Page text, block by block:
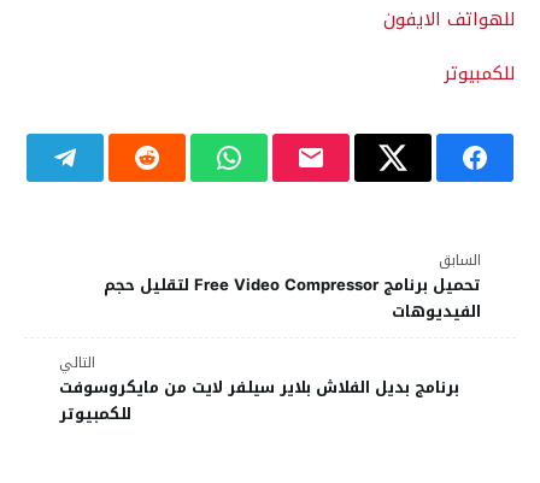
للهواتف الايفون
للكمبيوتر
السابق
تحميل برنامج Free Video Compressor لتقليل حجم
الفيديوهات
التالي
برنامج بديل الفلاش بلاير سيلفر لايت من مايكروسوفت
للكمبيوتر